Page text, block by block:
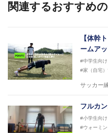
世代のサッカー
を派遣している
さらには講演会
に講師を派遣す
「一人一人の健
として掲げ、世
からサポートし
生きと」生きる
関連するおすすめ
【体幹
ームア
#中学生向け
#家（自宅
サッカー
フルカ
#小学生向け
#ウォーミ